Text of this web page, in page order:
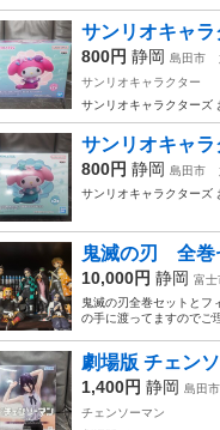
サンリオキャ
800円 静岡 島田市
サンリオキャラクター
サンリオキャラクターズ
サンリオキャ
800円 静岡 島田市
サンリオキャラクターズ
鬼滅の刃 全巻
10,000円 静岡 富士
鬼滅の刃全巻セットとフ
の手に渡ってますのでご
劇場版 チェン
1,400円 静岡 島田市
チェンソーマン